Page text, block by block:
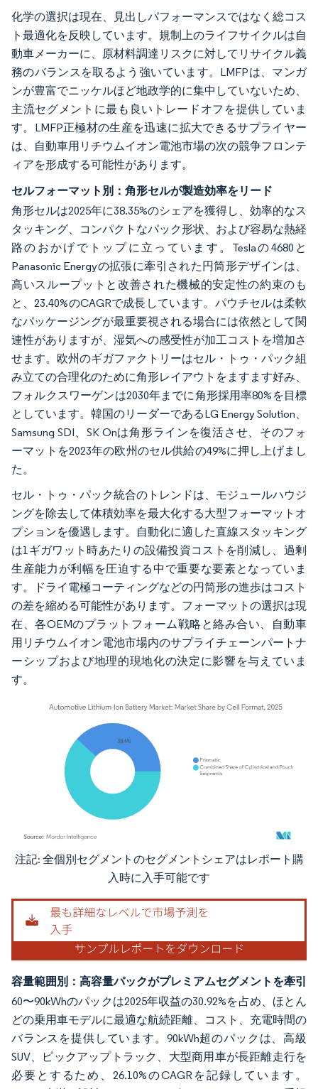
化学の選択は現在、見出しパフォーマンスではなく総コス
ト最適化を反映しています。規制上のライフサイクルは自
動車メーカーに、原材料調達リスクに対してリサイクル義
務のバランスを取るよう強いています。LMFPは、マンガ
ンが豊富でニッケルほど地政学的に集中していないため、
主流セグメントに最も良いトレードオフを提供していま
す。LMFP正極材の生産を迅速に拡大できるサプライヤー
は、自動車用リチウムイオン電池市場の次の競争フロンテ
ィアを形成する可能性があります。
セルフォーマット別：角形セルが製造効率をリード
角形セルは2025年に38.35%のシェアを獲得し、効率的なス
タッキング、コンパクトなパック形状、および容易な熱経
路のおかげでトップに立っています。Teslaの4680と
Panasonic Energyの拡張に牽引された円筒形デザインは、
高いスループットと改善された機械的安定性の約束のも
と、23.40%のCAGRで成長しています。パウチセルは柔軟
なパッケージングが最重要視される場合には依然として関
連性がありますが、湿気への感受性が加工コストを増加さ
せます。欧州のギガファクトリーはセル・トゥ・パック組
み立ての合理化のために角形レイアウトをますます好み、
フォルクスワーゲンは2030年までに角形採用率80%を目標
としています。韓国のリーダーであるLG Energy Solution、
Samsung SDI、SK Onは角形ラインを復活させ、そのフォ
ーマットを2023年の欧州のセル供給の49%に押し上げまし
た。
セル・トゥ・パック統合のトレンドは、モジュールハウジ
ングを除去して体積効率を最大化する大型フォーマットオ
プションを優遇します。自動化に適した直線スタッキング
は1ギガワット時あたりの設備投資コストを削減し、過剰
生産能力が利幅を圧迫する中で重要な要素となっていま
す。ドライ電極コーティングなどの円筒形の進歩はコスト
の差を縮める可能性があります。フォーマットの選択は現
在、各OEMのプラットフォーム戦略と絡み合い、自動車
用リチウムイオン電池市場内のサプライチェーンパートナ
ーシップおよび地理的現地化の決定に影響を与えていま
す。
画像 © Mordor Intelligence。再利用にはCC BY 4.0の表示が必要です。
注記: 全個別セグメントのセグメントシェアはレポート購
入時に入手可能です
容量範囲別：高容量パックがプレミアムセグメントを牽引
60〜90kWhのパックは2025年収益の30.92%を占め、ほとん
どの乗用車モデルに最適な航続距離、コスト、充電時間の
バランスを提供しています。90kWh超のパックは、高級
SUV、ピックアップトラック、大型商用車が長距離走行を
必要とするため、26.10%のCAGRを記録しています。